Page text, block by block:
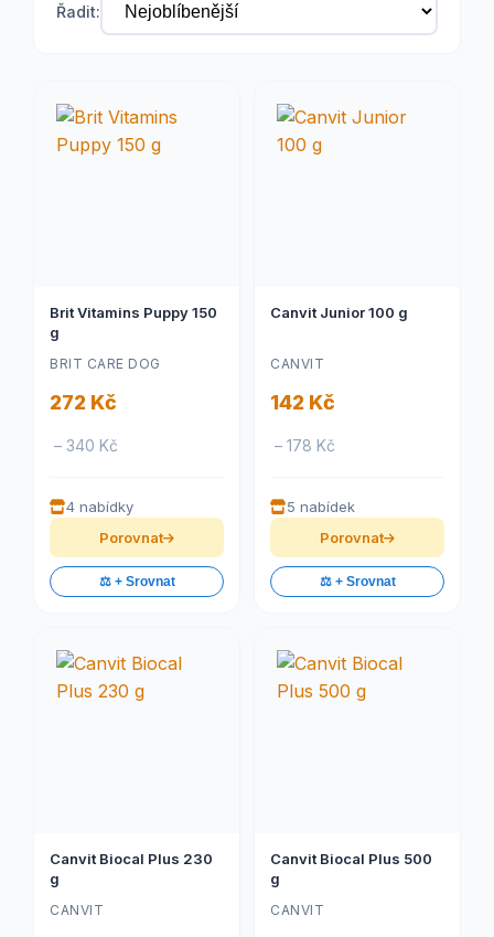
Řadit:
Brit Vitamins Puppy 150
g
BRIT CARE DOG
272 Kč
– 340 Kč
4 nabídky
Porovnat
⚖️ + Srovnat
Canvit Junior 100 g
CANVIT
142 Kč
– 178 Kč
5 nabídek
Porovnat
⚖️ + Srovnat
Canvit Biocal Plus 230
g
CANVIT
Canvit Biocal Plus 500
g
CANVIT